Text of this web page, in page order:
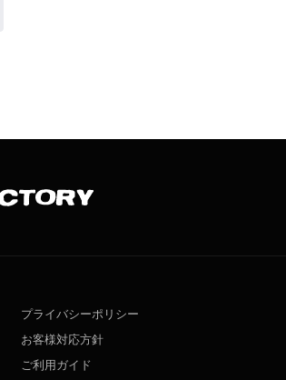
プライバシーポリシー
お客様対応方針
ご利用ガイド